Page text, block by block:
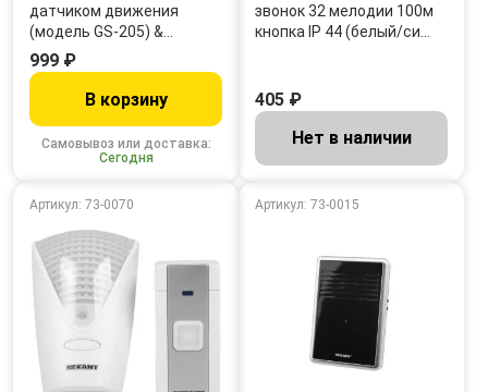
датчиком движения
(модель GS-205) &…
Самовывоз или доставка:
Сегодня
999 ₽
В корзину
звонок 32 мелодии 100м
кнопка IP 44 (белый/си…
405 ₽
Нет в наличии
Артикул: 73-0070 Артикул: 73-0015